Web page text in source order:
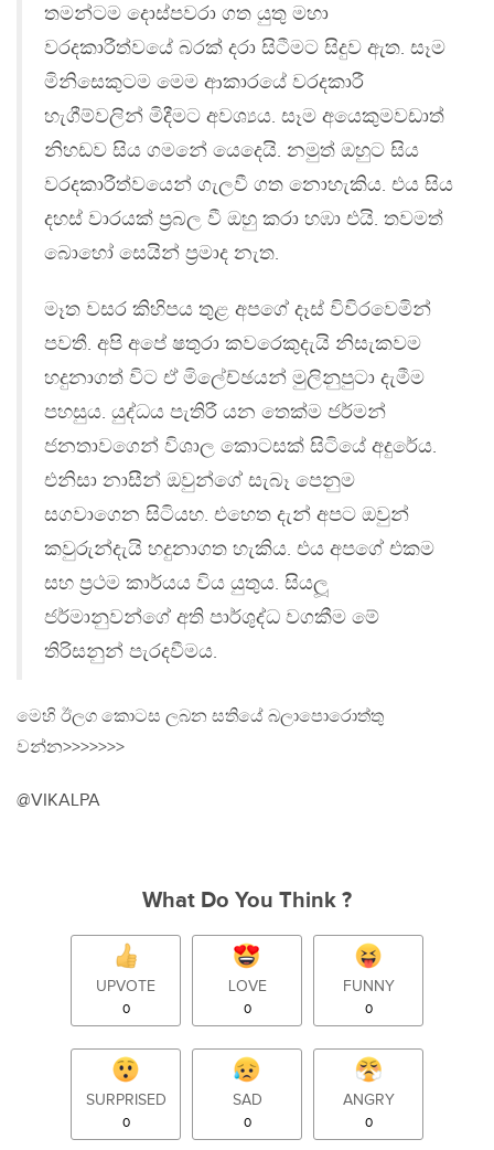
තමන්ටම දොස්පවරා ගත යුතු මහා
වරදකාරීත්වයේ බරක් දරා සිටීමට සිදුව ඇත. සෑම
මිනිසෙකුටම මෙම ආකාරයේ වරදකාරී
හැගීම්වලින් මිදීමට අවශ්‍යය. සෑම අයෙකුමවඩාත්
නිහඩව සිය ගමනේ යෙදෙයි. නමුත් ඔහුට සිය
වරදකාරීත්වයෙන් ගැලවී ගත නොහැකිය. එය සිය
දහස් වාරයක් ප‍්‍රබල වී ඔහු කරා හඹා එයි. තවමත්
බොහෝ සෙයින් ප‍්‍රමාද නැත.
මෑත වසර කිහිපය තුළ අපගේ දෑස් විවිරවෙමින්
පවතී. අපි අපේ ෂතුරා කවරෙකුදැයි නිසැකවම
හදුනාගත් විට ඒ මිලේච්ඡයන් මුලිනුපුටා දැමීම
පහසුය. යුද්ධය පැතිරී යන තෙක්ම ජර්මන්
ජනතාවගෙන් විශාල කොටසක් සිටියේ අදුරේය.
එනිසා නාසීන් ඔවුන්ගේ සැබෑ පෙනුම
සගවාගෙන සිටියහ. එහෙත දැන් අපට ඔවුන්
කවුරුන්දැයි හදුනාගත හැකිය. එය අපගේ එකම
සහ ප‍්‍රථම කාර්යය විය යුතුය. සියලූ
ජර්මානුවන්ගේ අති පාර්ශුද්ධ වගකීම මේ
තිරිසනුන් පැරදවීමය.
මෙහි ඊලග කොටස ලබන සතියේ බලාපොරොත්තු
වන්න>>>>>>>
@VIKALPA
What Do You Think ?
UPVOTE
0
LOVE
0
FUNNY
0
SURPRISED
0
SAD
0
ANGRY
0